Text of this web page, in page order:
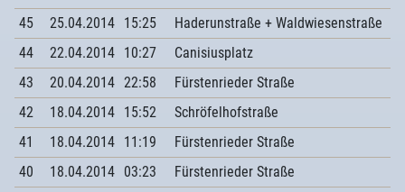
45
25.04.2014 15:25
Haderunstraße + Waldwiesenstraße
44
22.04.2014 10:27
Canisiusplatz
43
20.04.2014 22:58
Fürstenrieder Straße
42
18.04.2014 15:52
Schröfelhofstraße
41
18.04.2014 11:19
Fürstenrieder Straße
40
18.04.2014 03:23
Fürstenrieder Straße